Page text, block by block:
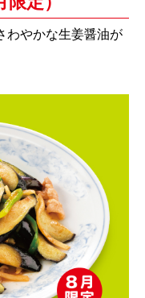
わやかな生姜醤油が